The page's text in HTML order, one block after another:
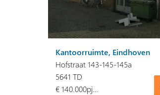
Kantoorruimte, Eindhoven
Hofstraat 143-145-145a
5641 TD
€ 140.000pj…